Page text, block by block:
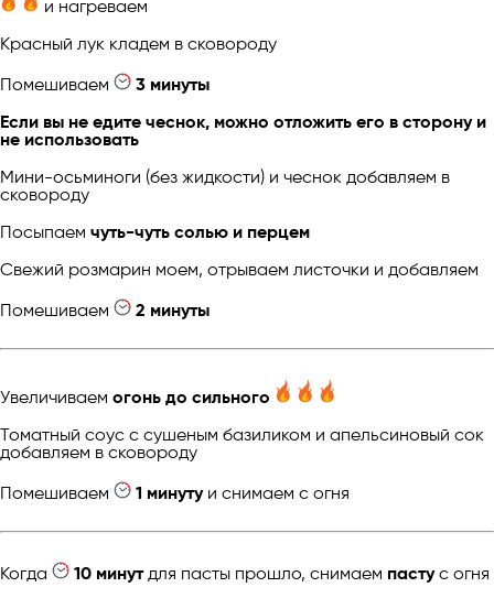
и нагреваем
Красный лук кладем в сковороду
Помешиваем
3 минуты
Если вы не едите чеснок, можно отложить его в сторону и
не использовать
Мини-осьминоги (без жидкости) и чеснок добавляем в
сковороду
Посыпаем чуть-чуть солью и перцем
Свежий розмарин моем, отрываем листочки и добавляем
Помешиваем
2 минуты
Увеличиваем огонь до сильного
Томатный соус с сушеным базиликом и апельсиновый сок
добавляем в сковороду
Помешиваем
1 минутуи снимаем с огня
Когда 10 минутдля пасты прошло, снимаем пастус огня